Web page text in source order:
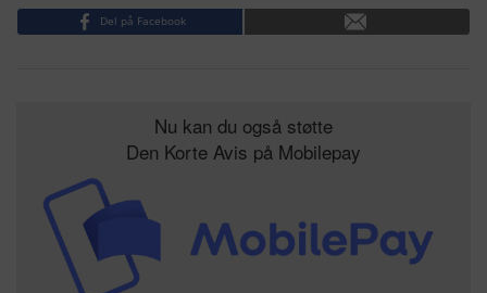
Del på Facebook
Nu kan du også støtte
Den Korte Avis på Mobilepay